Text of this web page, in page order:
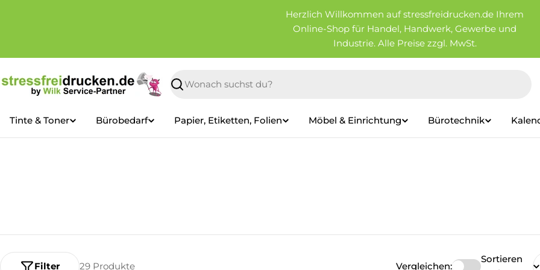
Herzlich Willkommen auf stressfreidrucken.de Ihrem
Online-Shop für Handel, Handwerk, Gewerbe und
Industrie. Alle Preise zzgl. MwSt.
Suchen
Tinte & Toner Bürobedarf Papier, Etiketten, Folien Möbel & Einrichtung Bürotechnik
29 Produkte
Filter Vergleichen:
Sortieren